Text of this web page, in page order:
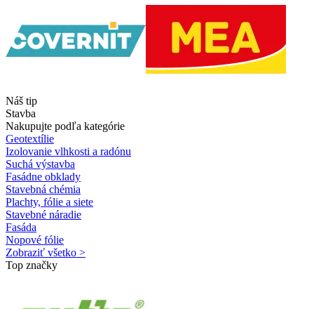
Náš tip
Stavba
Nakupujte podľa kategórie
Geotextílie
Izolovanie vlhkosti a radónu
Suchá výstavba
Fasádne obklady
Stavebná chémia
Plachty, fólie a siete
Stavebné náradie
Fasáda
Nopové fólie
Zobraziť všetko >
Top značky